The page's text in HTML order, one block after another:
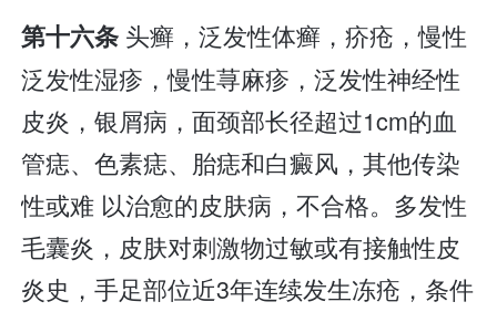
第十六条 头癣，泛发性体癣，疥疮，慢性
泛发性湿疹，慢性荨麻疹，泛发性神经性
皮炎，银屑病，面颈部长径超过1cm的血
管痣、色素痣、胎痣和白癜风，其他传染
性或难 以治愈的皮肤病，不合格。多发性
毛囊炎，皮肤对刺激物过敏或有接触性皮
炎史，手足部位近3年连续发生冻疮，条件